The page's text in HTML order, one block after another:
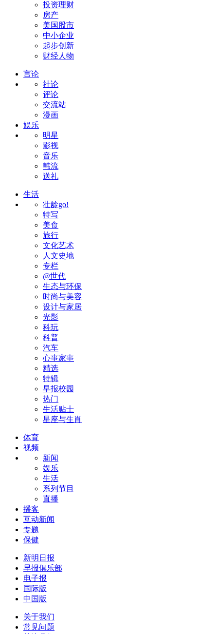
投资理财
房产
美国股市
中小企业
起步创新
财经人物
言论
社论
评论
交流站
漫画
娱乐
明星
影视
音乐
韩流
送礼
生活
壮龄go!
特写
美食
旅行
文化艺术
人文史地
专栏
@世代
生态与环保
时尚与美容
设计与家居
光影
科玩
科普
汽车
心事家事
精选
特辑
早报校园
热门
生活贴士
星座与生肖
体育
视频
新闻
娱乐
生活
系列节目
直播
播客
互动新闻
专题
保健
新明日报
早报俱乐部
电子报
国际版
中国版
关于我们
常见问题